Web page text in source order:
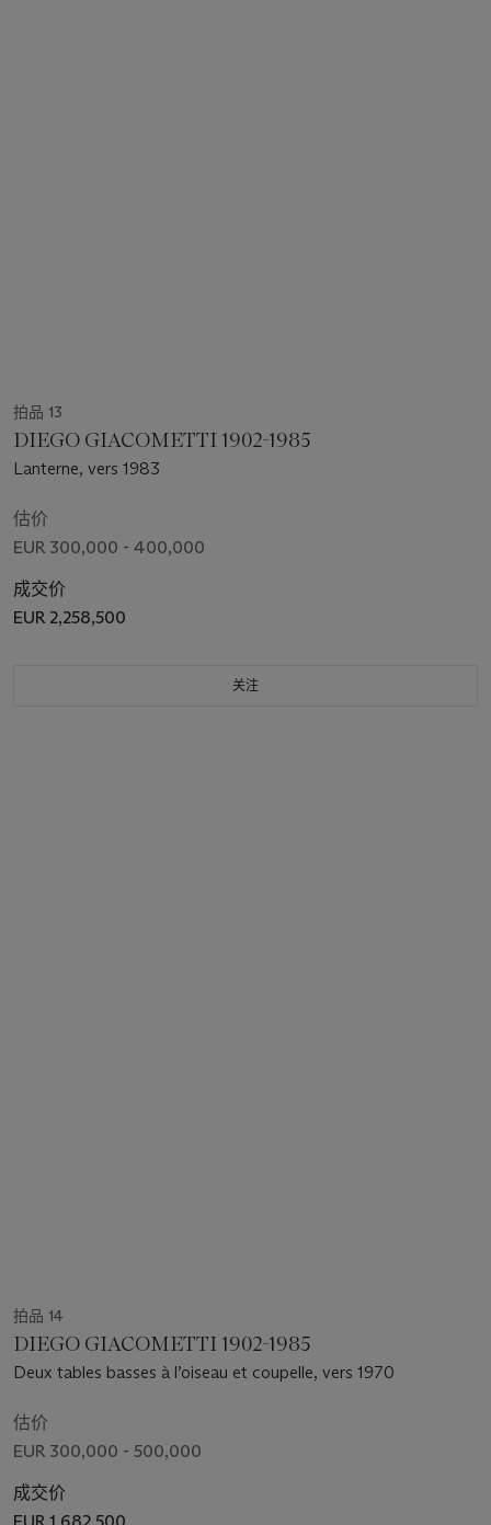
拍品 13
DIEGO GIACOMETTI 1902-1985
Lanterne, vers 1983
估价
EUR 300,000 - 400,000
成交价
EUR 2,258,500
关注
拍品 14
DIEGO GIACOMETTI 1902-1985
Deux tables basses à l’oiseau et coupelle, vers 1970
估价
EUR 300,000 - 500,000
成交价